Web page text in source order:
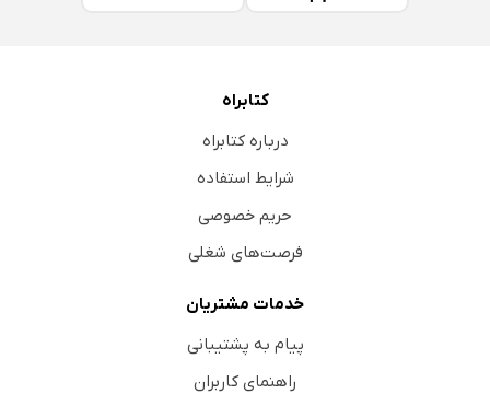
کتابراه
درباره کتابراه
شرایط استفاده
حریم خصوصی
فرصت‌های شغلی
خدمات مشتریان
پیام به پشتیبانی
راهنمای کاربران